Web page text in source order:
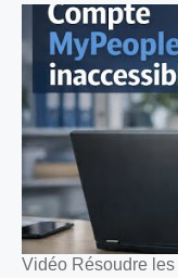
Vidéo Résoudre les